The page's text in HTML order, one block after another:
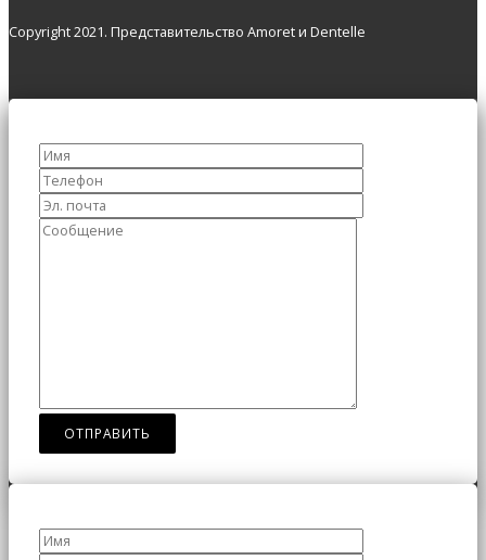
Copyright 2021. Представительство Amoret и Dentelle